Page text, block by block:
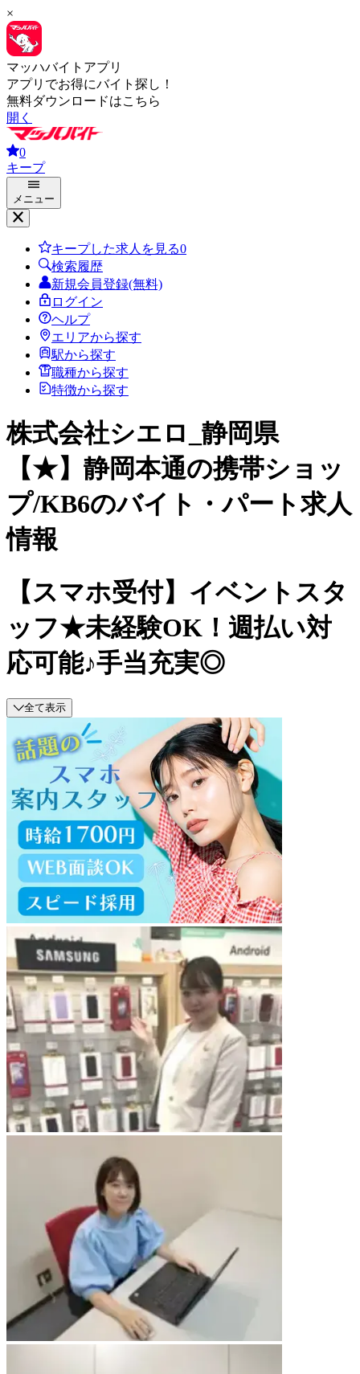
×
マッハバイトアプリ
アプリでお得にバイト探し！
無料ダウンロードはこちら
開く
0
キープ
メニュー
キープした求人を見る0
検索履歴
新規会員登録(無料)
ログイン
ヘルプ
エリアから探す
駅から探す
職種から探す
特徴から探す
株式会社シエロ_静岡県
【★】静岡本通の携帯ショッ
プ/KB6のバイト・パート求人
情報
【スマホ受付】イベントスタ
ッフ★未経験OK！週払い対
応可能♪手当充実◎
全て表示